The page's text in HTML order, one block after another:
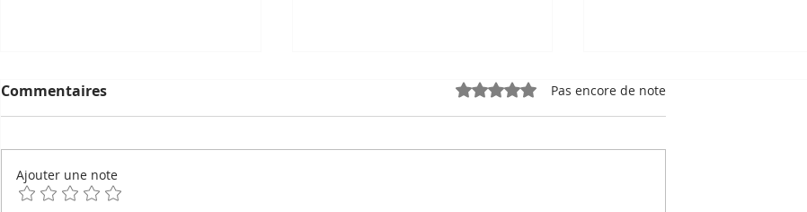
Commentaires Noté 0 étoile sur 5.Pas encore de note
Ajouter une note